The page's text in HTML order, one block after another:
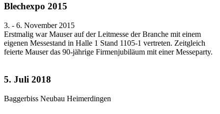
Blechexpo 2015
3. - 6. November 2015
Erstmalig war Mauser auf der Leitmesse der Branche mit einem
eigenen Messestand in Halle 1 Stand 1105-1 vertreten. Zeitgleich
feierte Mauser das 90-jährige Firmenjubiläum mit einer Messeparty.
5. Juli 2018
Baggerbiss Neubau Heimerdingen